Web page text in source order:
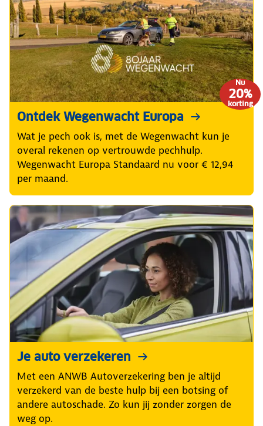
Nu
20%
korting
Ontdek Wegenwacht Europa
Wat je pech ook is, met de Wegenwacht kun je
overal rekenen op vertrouwde pechhulp.
Wegenwacht Europa Standaard nu voor € 12,94
per maand.
Je auto verzekeren
Met een ANWB Autoverzekering ben je altijd
verzekerd van de beste hulp bij een botsing of
andere autoschade. Zo kun jij zonder zorgen de
weg op.